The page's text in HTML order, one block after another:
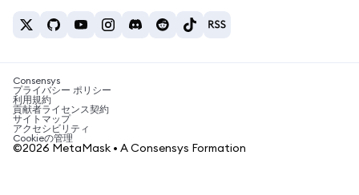
お問い合わせ
ETH→USDT
USDTの購入
SHIBの購入
BNBの購入
税制関連ニュース
暗号資産の購入方法は？
ビットコインを売るには？
Consensys
プライバシー ポリシー
利用規約
貢献者ライセンス契約
サイトマップ
アクセシビリティ
Cookieの管理
©2026 MetaMask • A Consensys Formation